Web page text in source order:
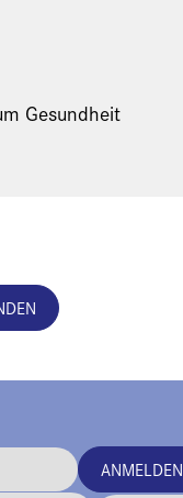
Gesundheit
ANMELDEN